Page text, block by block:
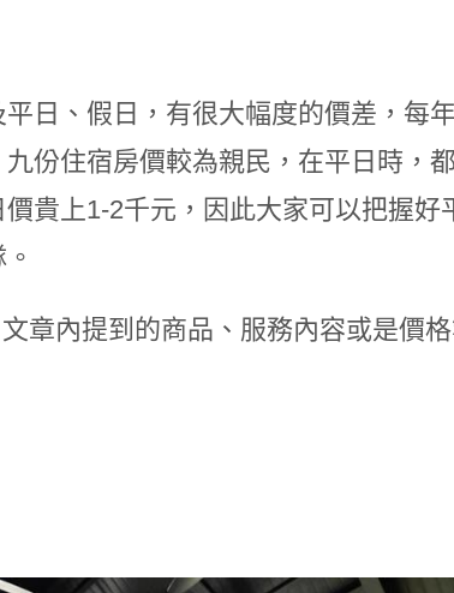
日、假日，有很大幅度的價差，每
份住宿房價較為親民，在平日時，
貴上1-2千元，因此大家可以把握好
章內提到的商品、服務內容或是價